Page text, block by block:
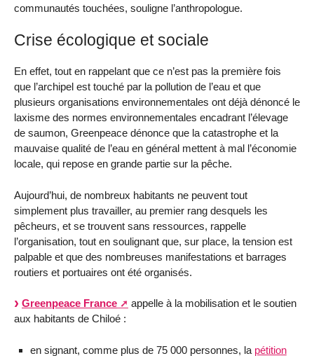
communautés touchées, souligne l’anthropologue.
Crise écologique et sociale
En effet, tout en rappelant que ce n’est pas la première fois
que l’archipel est touché par la pollution de l’eau et que
plusieurs organisations environnementales ont déjà dénoncé le
laxisme des normes environnementales encadrant l’élevage
de saumon, Greenpeace dénonce que la catastrophe et la
mauvaise qualité de l’eau en général mettent à mal l’économie
locale, qui repose en grande partie sur la pêche.
Aujourd’hui, de nombreux habitants ne peuvent tout
simplement plus travailler, au premier rang desquels les
pêcheurs, et se trouvent sans ressources, rappelle
l’organisation, tout en soulignant que, sur place, la tension est
palpable et que des nombreuses manifestations et barrages
routiers et portuaires ont été organisés.
Greenpeace France
appelle à la mobilisation et le soutien
aux habitants de Chiloé :
en signant, comme plus de 75 000 personnes, la pétition